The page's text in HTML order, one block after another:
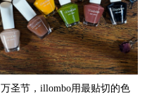
万圣节，illombo用最贴切的色